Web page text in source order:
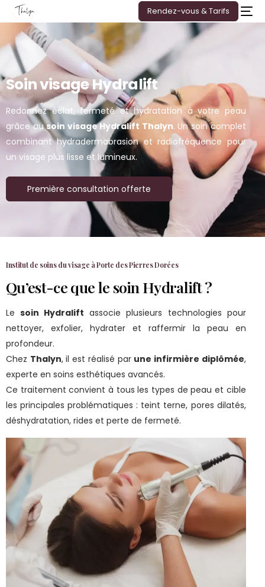
Rendez-vous & Tarifs
Soin visage Hydralift
Redonnez éclat, fermeté et hydratation à votre peau
grâce ausoin visage Hydralift Thalyn. Un soin complet
combinant hydradermabrasion et radiofréquence pour
un visage plus lisse et lumineux.
Première consultation offerte
Institut de soins du visage à Porte des Pierres Dorées
Qu’est-ce que le soin Hydralift ?
Lesoin Hydralift associe plusieurs technologies pour
nettoyer, exfolier, hydrater et raffermir la peau en
profondeur.
Chez Thalyn, il est réalisé par une infirmière diplômée,
experte en soins esthétiques avancés.
Ce traitement convient à tous les types de peau et cible
les principales problématiques : teint terne, pores dilatés,
déshydratation, rides et perte de fermeté.